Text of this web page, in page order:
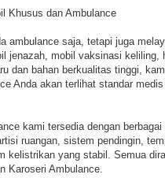
Khusus dan Ambulance
ambulance saja, tetapi juga
jenazah, mobil vaksinasi keliling,
dan bahan berkualitas tinggi,
Anda akan terlihat standar
kami tersedia dengan
ruangan, sistem pendingin,
kelistrikan yang stabil. Semua
Karoseri Ambulance.